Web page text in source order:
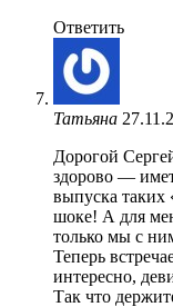
Ответить
Татьяна
Дорогой
здорово —
выпуска таких
шоке! А для
только мы с
Теперь
интересно,
Так что